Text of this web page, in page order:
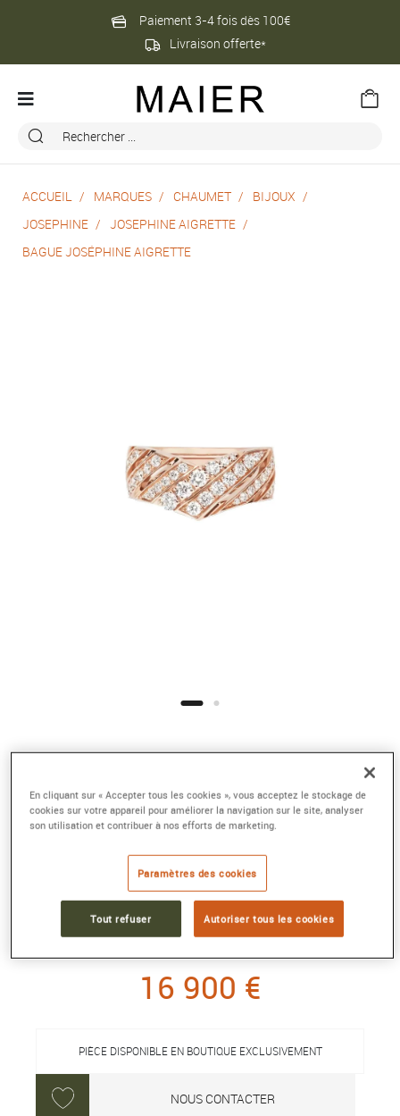
Paiement 3-4 fois dès 100€
Livraison offerte*
ACCUEIL MARQUES CHAUMET
BIJOUX
JOSEPHINE
JOSEPHINE AIGRETTE
BAGUE JOSÉPHINE AIGRETTE
BAGUE JOSÉPHINE AIGRETTE
Or rose, diamants
Collection :
JOSEPHINE AIGRETTE
16 900 €
PIÈCE DISPONIBLE EN BOUTIQUE EXCLUSIVEMENT
NOUS CONTACTER
En cliquant sur « Accepter tous les cookies », vous acceptez le stockage de
cookies sur votre appareil pour améliorer la navigation sur le site, analyser
son utilisation et contribuer à nos efforts de marketing.
Paramètres des cookies
Tout refuser Autoriser tous les cookies